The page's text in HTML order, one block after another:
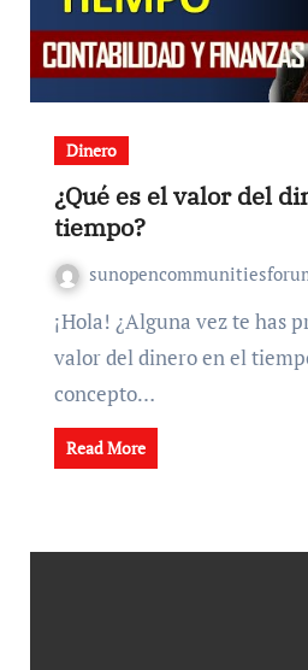
Dinero
¿Qué es el valor del
tiempo?
¡Hola! ¿Alguna vez te has preguntado qué es el
valor del dinero en el
concepto…
Read More